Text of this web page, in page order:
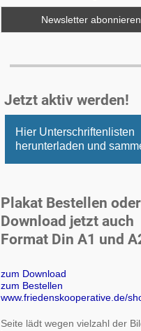
Jetzt aktiv werden!
Hier Unterschriftenlisten
herunterladen und
Plakat Bestellen oder
Download jetzt auch
Format Din A1 und
zum Download
zum Bestellen
www.friedenskooperative.de/
Seite lädt wegen vielzahl der